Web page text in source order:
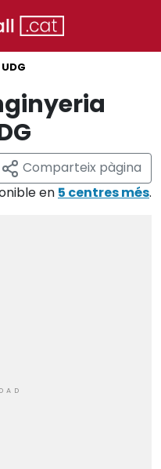
UDG
Comparteix pàgina
en 5 centres més.